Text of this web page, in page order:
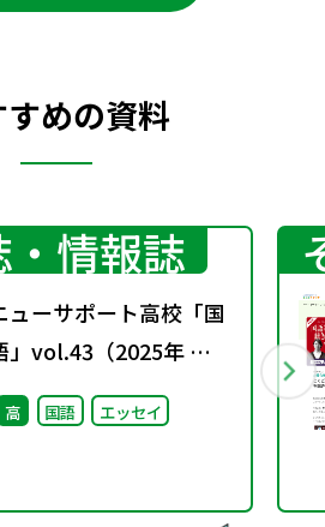
すめの資料
情報誌
ューサポート高校「国
」vol.43（2025年 春
）
高 国語 エッセイ